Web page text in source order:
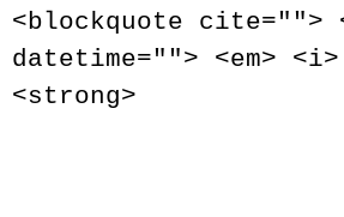
<blockquote cite="">
datetime=""> <em>
<strong>